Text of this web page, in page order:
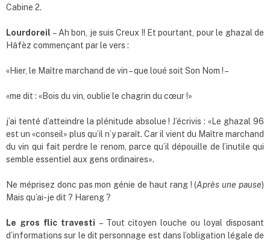
Cabine 2.
Lourdoreil – Ah bon, je suis Creux !! Et pourtant, pour le ghazal de
Hâfèz commençant par le vers :
«Hier, le Maître marchand de vin – que loué soit Son Nom ! –
«me dit : «Bois du vin, oublie le chagrin du cœur !»
j’ai tenté d’atteindre la plénitude absolue ! J’écrivis : «Le ghazal 96
est un «conseil» plus qu’il n’y paraît. Car il vient du Maître marchand
du vin qui fait perdre le renom, parce qu’il dépouille de l’inutile qui
semble essentiel aux gens ordinaires».
Ne méprisez donc pas mon génie de haut rang ! (Après une pause)
Mais qu’ai-je dit ? Hareng ?
Le gros flic travesti – Tout citoyen louche ou loyal disposant
d’informations sur le dit personnage est dans l’obligation légale de